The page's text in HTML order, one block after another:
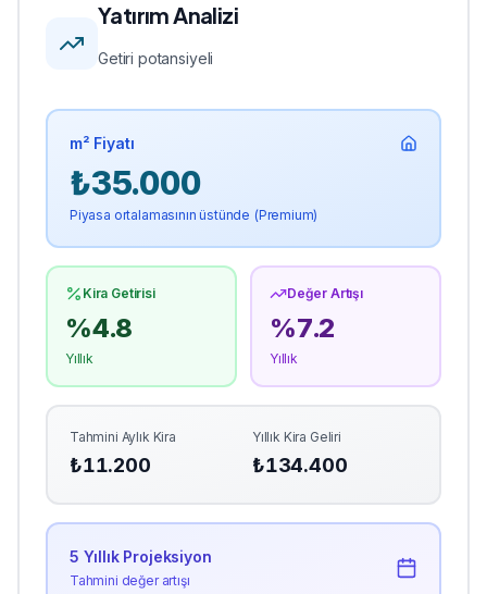
Yatırım Analizi
Getiri potansiyeli
m² Fiyatı
₺35.000
Piyasa ortalamasının üstünde (Premium)
Kira Getirisi
%4.8
Yıllık
Değer Artışı
%7.2
Yıllık
Tahmini Aylık Kira
₺11.200
Yıllık Kira Geliri
₺134.400
5 Yıllık Projeksiyon
Tahmini değer artışı